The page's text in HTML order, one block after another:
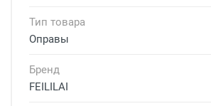
Тип товара
Оправы
Бренд
FEILILAI